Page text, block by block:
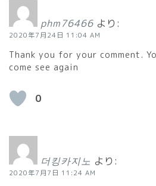
phm76466 より:
2020年7月24日 11:04 AM
Thank you for your comment.
come see again
0
더킹카지노 より:
2020年7月7日 11:24 AM